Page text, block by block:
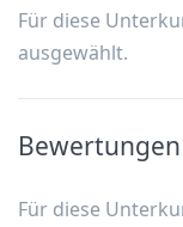
Für diese
ausgewählt.
Bewertungen
Für diese